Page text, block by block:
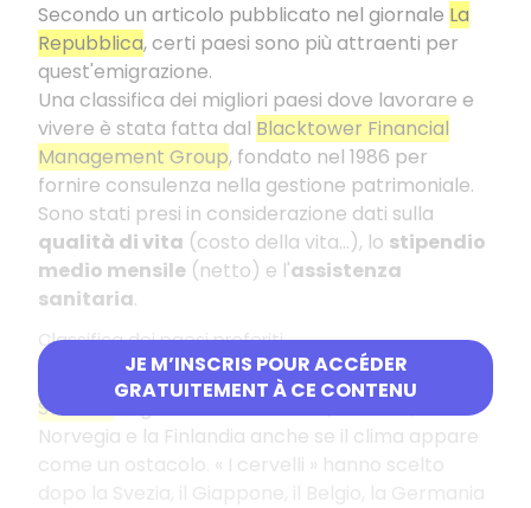
JE M’INSCRIS POUR ACCÉDER
GRATUITEMENT À CE CONTENU
Secondo un articolo pubblicato nel giornale La
Repubblica, certi paesi sono più attraenti per
quest'emigrazione.
Una classifica dei migliori paesi dove lavorare e
vivere è stata fatta dal Blacktower Financial
Management Group, fondato nel 1986 per
fornire consulenza nella gestione patrimoniale.
Sono stati presi in considerazione dati sulla
qualità di vita (costo della vita...), lo stipendio
medio mensile (netto) e l'assistenza
sanitaria.
Classifica dei paesi preferiti
Il paese numero uno è senza sorpresa la
Svizzera
Norvegia e la Finlandia anche se il clima appare
come un ostacolo. « I cervelli » hanno scelto
dopo la Svezia, il Giappone, il Belgio, la Germania